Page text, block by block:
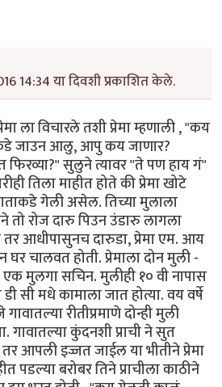
14:34 या दिवशी प्रकाशित केले.
ला विचारले तशी प्रेमा म्हणाली , "कय
जाउन आलु, आपु कय जाणार?
सुलुने त्यावर "ते पण हाय गं"
तिला माहीत होते की प्रेमा खोटे
गेली असेल. तिच्या मुलाला
तो रोज दारु पिउन उंडारु लागला
तर आधीपासुनच दारुडा, प्रेमा एम. आय
चालवत होती. प्रेमाला दोन मुली -
मुलगा सचिन. मुलीही १० वी नापास
सी मधे कामाला जात होत्या. वय वर्षे
रीतीप्रमाणे दोन्ही मुली
गावातल्या कुंदनशी प्राची ने सुत
आपली इज्जत जाईल या भीतीने प्रेमा
पडल्या बरोबर तिने प्राचीला काठीने